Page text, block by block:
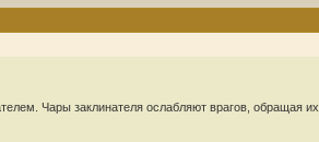
Чары заклинателя ослабляют врагов, обращая их